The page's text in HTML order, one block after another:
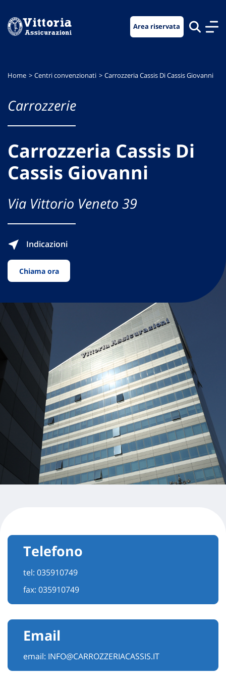
menu
contenuto
footer
Area riservata
Home Centri convenzionati Carrozzeria Cassis Di Cassis Giovanni
Carrozzerie
Carrozzeria Cassis Di
Cassis Giovanni
Via Vittorio Veneto 39
Indicazioni
Chiama ora
Telefono
tel: 035910749
fax: 035910749
Email
email: INFO@CARROZZERIACASSIS.IT